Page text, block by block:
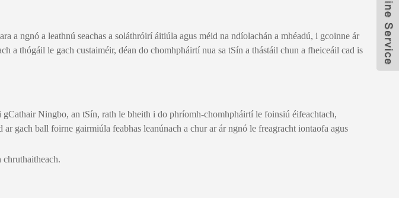
a ngnó a leathnú seachas a soláthróirí áitiúla agus méid na ndíolachán a mhéadú, i gcoinne ár
a thógáil le gach custaiméir, déan do chomhpháirtí nua sa tSín a thástáil chun a fheiceáil cad is
gCathair Ningbo, an tSín, rath le bheith i do phríomh-chomhpháirtí le foinsiú éifeachtach,
gach ball foirne gairmiúla feabhas leanúnach a chur ar ár ngnó le freagracht iontaofa agus